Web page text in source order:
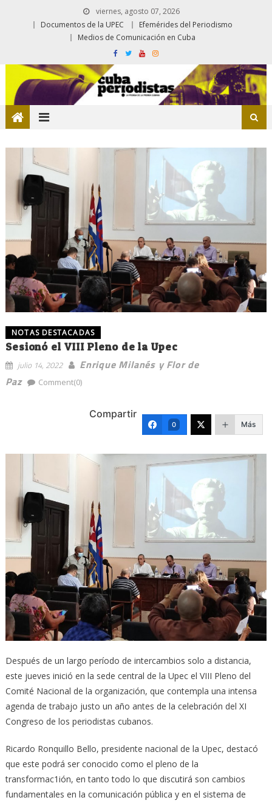
viernes, agosto 07, 2026
Documentos de la UPEC
Efemérides del Periodismo
Medios de Comunicación en Cuba
NOTAS DESTACADAS
Sesionó el VIII Pleno de la Upec
julio 14, 2022
Enrique Milanés y Flor de
Paz
Comment(0)
Compartir
0 Más
Después de un largo período de intercambios solo a distancia,
este jueves inició en la sede central de la Upec el VIII Pleno del
Comité Nacional de la organización, que contempla una intensa
agenda de trabajo justo un año antes de la celebración del XI
Congreso de los periodistas cubanos.
Ricardo Ronquillo Bello, presidente nacional de la Upec, destacó
que este podrá ser conocido como el pleno de la
transformac1ión, en tanto todo lo que discutirá son cambios
fundamentales en la comunicación pública y en el sistema de